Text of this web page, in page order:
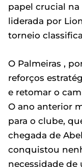
papel crucial
liderada por
torneio
O Palmeiras ,
reforços
e retomar o
O ano anterior
para o clube,
chegada de
conquistou
necessidade